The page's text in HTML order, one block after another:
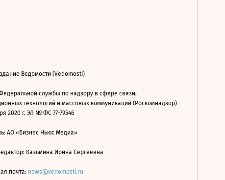
Ведомости (Vedomosti)
службы по надзору в сфере связи,
технологий и массовых коммуникаций (Роскомнадзор)
2020 г. ЭЛ № ФС 77-79546
АО «Бизнес Ньюс Медиа»
Казьмина Ирина Сергеевна
почта: news@vedomosti.ru